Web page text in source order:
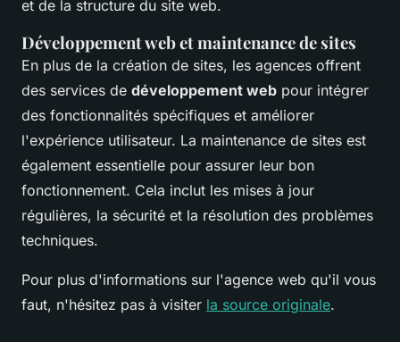
et de la structure du site web.
Développement web et maintenance de sites
En plus de la création de sites, les agences offrent
des services de développement web pour intégrer
des fonctionnalités spécifiques et améliorer
l'expérience utilisateur. La maintenance de sites est
également essentielle pour assurer leur bon
fonctionnement. Cela inclut les mises à jour
régulières, la sécurité et la résolution des problèmes
techniques.
Pour plus d'informations sur l'agence web qu'il vous
faut, n'hésitez pas à visiter la source originale.